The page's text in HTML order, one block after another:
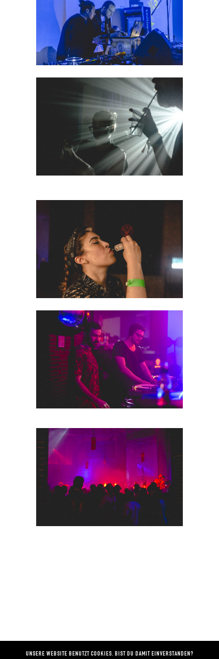
© 2024, ALIMONIE /IMPRESSUM/DATENSCHUTZ
UNSERE WEBSITE BENUTZT COOKIES. BIST DU DAMIT EINVERSTANDEN?